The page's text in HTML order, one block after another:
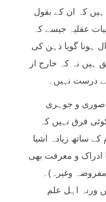
کہ ان کے بقول
عقلیہ جیسے کہ
ہونا گویا ذہن کی
ہیں نہ کہ خارج از
درست نہیں۔
صوری و جوہری
فرق نہیں کہ
ساتھ زیادہ اشیا
ادراک و معرفت بھی
وغیرہ)۔
ورنہ اہل علم